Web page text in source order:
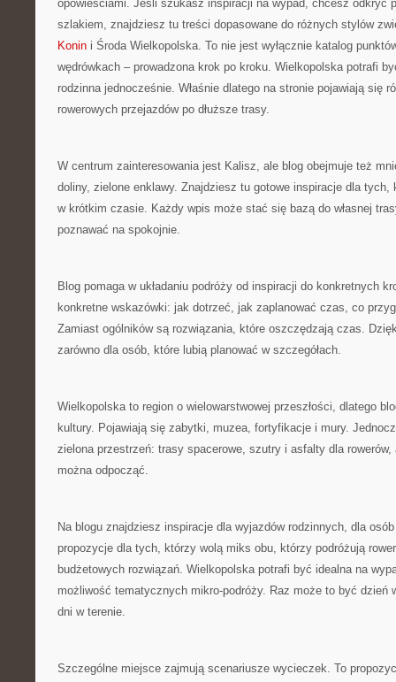
opowieściami. Jeśli szukasz inspiracji na wypad, chcesz odkryć
szlakiem, znajdziesz tu treści dopasowane do różnych stylów
Konin i Środa Wielkopolska. To nie jest wyłącznie katalog
wędrówkach – prowadzona krok po kroku. Wielkopolska potrafi
rodzinna jednocześnie. Właśnie dlatego na stronie pojawiają się
rowerowych przejazdów po dłuższe trasy.
W centrum zainteresowania jest Kalisz, ale blog obejmuje też
doliny, zielone enklawy. Znajdziesz tu gotowe inspiracje dla
w krótkim czasie. Każdy wpis może stać się bazą do własnej
poznawać na spokojnie.
Blog pomaga w układaniu podróży od inspiracji do konkretnych
konkretne wskazówki: jak dotrzeć, jak zaplanować czas, co
Zamiast ogólników są rozwiązania, które oszczędzają czas.
zarówno dla osób, które lubią planować w szczegółach.
Wielkopolska to region o wielowarstwowej przeszłości, dlatego
kultury. Pojawiają się zabytki, muzea, fortyfikacje i mury.
zielona przestrzeń: trasy spacerowe, szutry i asfalty dla
można odpocząć.
Na blogu znajdziesz inspiracje dla wyjazdów rodzinnych, dla
propozycje dla tych, którzy wolą miks obu, którzy podróżują
budżetowych rozwiązań. Wielkopolska potrafi być idealna na
możliwość tematycznych mikro-podróży. Raz może to być dzień
dni w terenie.
Szczególne miejsce zajmują scenariusze wycieczek. To